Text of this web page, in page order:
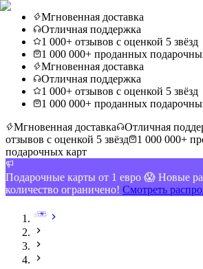
Мгновенная доставка
Отличная поддержка
1 000+ отзывов с оценкой 5 звёзд
1 000 000+ проданных
Мгновенная доставка
Отличная поддержка
1 000+ отзывов с оценкой 5 звёзд
1 000 000+ проданных
Мгновенная доставка
Отличная
отзывов с оценкой 5 звёзд
1 000 000+
подарочных карт
Подарочные карты от 1 евро 😱 Новые
количество ограничено! Смотреть